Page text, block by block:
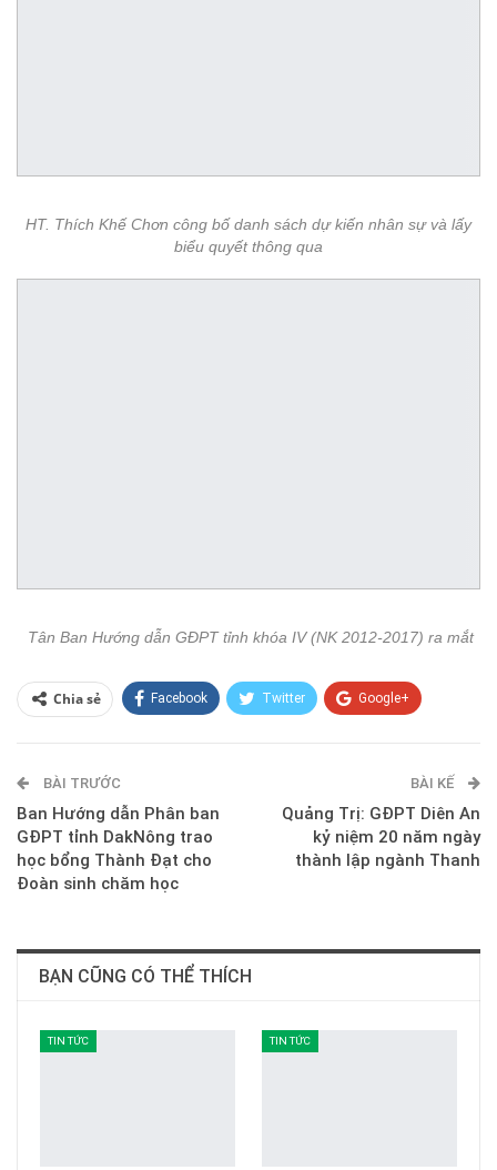
HT. Thích Khế Chơn công bố danh sách dự kiến nhân sự và lấy
biểu quyết thông qua
Tân Ban Hướng dẫn GĐPT tỉnh khóa IV (NK 2012-2017) ra mắt
Chia sẻ Facebook Twitter Google+
E-mail
BÀI TRƯỚC
Ban Hướng dẫn Phân ban
GĐPT tỉnh DakNông trao
học bổng Thành Đạt cho
Đoàn sinh chăm học
BÀI KẾ
Quảng Trị: GĐPT Diên An
kỷ niệm 20 năm ngày
thành lập ngành Thanh
BẠN CŨNG CÓ THỂ THÍCH
TIN TỨC TIN TỨC